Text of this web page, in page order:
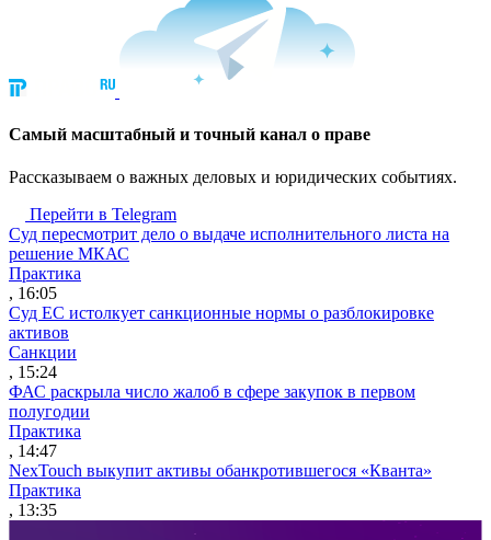
Cамый масштабный и точный канал о праве
Рассказываем о важных деловых и юридических событиях.
Перейти в Telegram
Суд пересмотрит дело о выдаче исполнительного листа на
решение МКАС
Практика
, 16:05
Суд ЕС истолкует санкционные нормы о разблокировке
активов
Санкции
, 15:24
ФАС раскрыла число жалоб в сфере закупок в первом
полугодии
Практика
, 14:47
NexTouch выкупит активы обанкротившегося «Кванта»
Практика
, 13:35